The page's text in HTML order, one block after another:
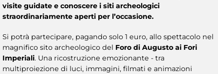
visite guidate e conoscere i siti archeologici
straordinariamente aperti per l’occasione.
Si potrà partecipare, pagando solo 1 euro, allo spettacolo nel
magnifico sito archeologico del Foro di Augusto ai Fori
Imperiali. Una ricostruzione emozionante - tra
multiproiezione di luci, immagini, filmati e animazioni